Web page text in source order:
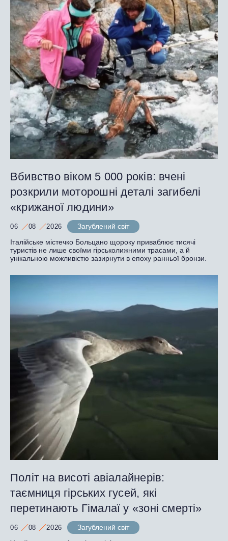
Вбивство віком 5 000 років: вчені
розкрили моторошні деталі загибелі
«крижаної людини»
06 08 2026
Загублений світ
Італійське містечко Больцано щороку приваблює тисячі
туристів не лише своїми гірськолижними трасами, а й
унікальною можливістю зазирнути в епоху ранньої бронзи.
Політ на висоті авіалайнерів:
таємниця гірських гусей, які
перетинають Гімалаї у «зоні смерті»
06 08 2026
Загублений світ